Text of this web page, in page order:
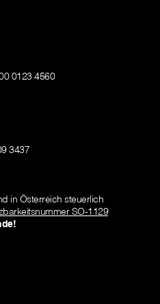
0123 4560
3437
in Österreich steuerlich
SO-1129